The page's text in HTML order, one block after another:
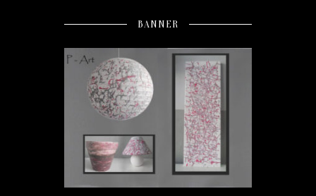
BANNER